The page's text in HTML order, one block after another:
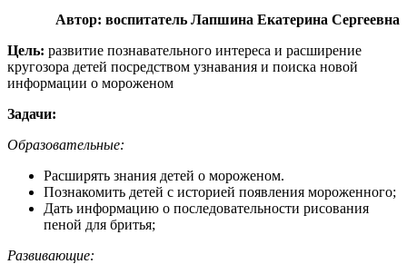
Автор: воспитатель Лапшина Екатерина Сергеевна
Цель: развитие познавательного интереса и расширение
кругозора детей посредством узнавания и поиска новой
информации о мороженом
Задачи:
Образовательные:
Расширять знания детей о мороженом.
Познакомить детей с историей появления мороженного;
Дать информацию о последовательности рисования
пеной для бритья;
Развивающие: